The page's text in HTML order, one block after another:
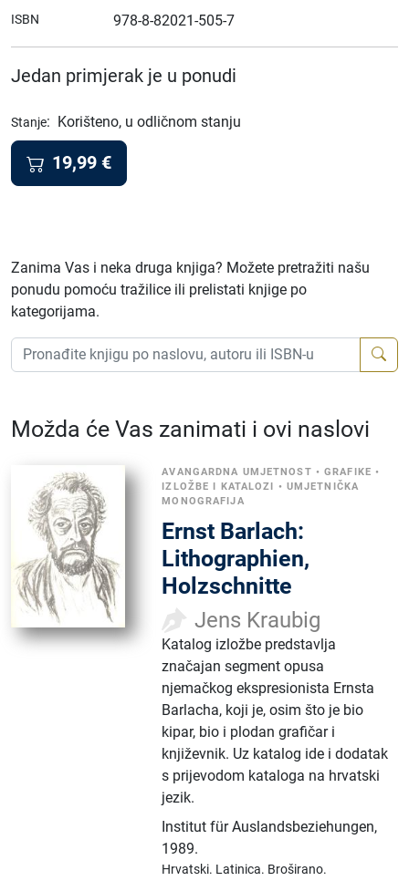
ISBN 978-8-82021-505-7
Jedan primjerak je u ponudi
Stanje: Korišteno, u odličnom stanju
19,99 €
Zanima Vas i neka druga knjiga? Možete pretražiti našu
ponudu pomoću tražilice ili prelistati knjige po
kategorijama.
Možda će Vas zanimati i ovi naslovi
AVANGARDNA UMJETNOST •GRAFIKE •
IZLOŽBE I KATALOZI • UMJETNIČKA
MONOGRAFIJA
Ernst Barlach:
Lithographien,
Holzschnitte
Jens Kraubig
Katalog izložbe predstavlja
značajan segment opusa
njemačkog ekspresionista Ernsta
Barlacha, koji je, osim što je bio
kipar, bio i plodan grafičar i
književnik. Uz katalog ide i dodatak
s prijevodom kataloga na hrvatski
jezik.
Institut für Auslandsbeziehungen,
1989.
Hrvatski. Latinica. Broširano.